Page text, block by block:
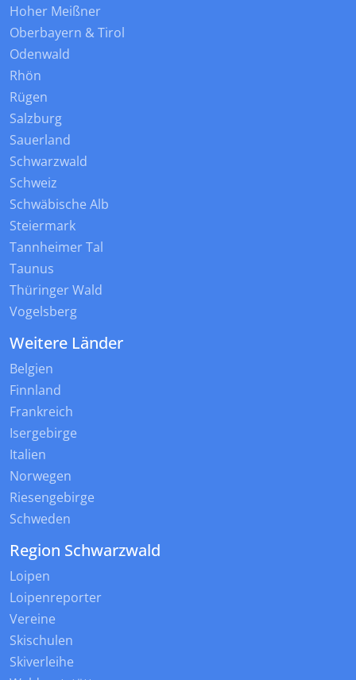
Hoher Meißner
Oberbayern & Tirol
Odenwald
Rhön
Rügen
Salzburg
Sauerland
Schwarzwald
Schweiz
Schwäbische Alb
Steiermark
Tannheimer Tal
Taunus
Thüringer Wald
Vogelsberg
Weitere Länder
Belgien
Finnland
Frankreich
Isergebirge
Italien
Norwegen
Riesengebirge
Schweden
Region Schwarzwald
Loipen
Loipenreporter
Vereine
Skischulen
Skiverleihe